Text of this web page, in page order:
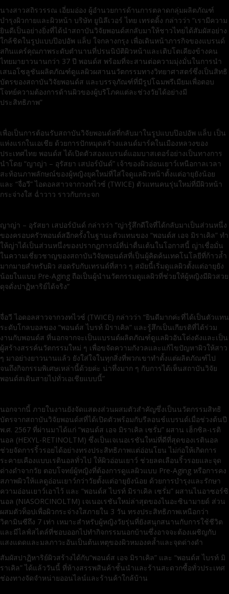
นางสาวสถิรวรรณ เอี่ยมอ่อง ผู้อำนวยการด้านการตลาดกลุ่มผลิตภัณฑ์
บำรุงผิวกายและผิวหน้า บริษัท ยูนิลีเวอร์ ไทย เทรดดิ้ง กล่าวว่า “เรามีความ
ยินดีเป็นอย่างยิ่งที่ได้นำสถาบันวิจัยพอนด์สกลับมาให้ชาวไทยได้สัมผัสอย่าง
ใกล้ชิดในรูปแบบป๊อปอัพ แล็บ ใจกลางกรุง เพื่อเดินหน้าภารกิจของแบรนด์
สกินแคร์คุณภาพระดับตำนานที่ปรนนิบัติผิวหน้าและเติบโตเคียงข้างคน
ไทยมายาวนานกว่า 37 ปี พอนด์ส พร้อมที่จะสานต่อความมุ่งมั่นในการนำ
เสนอโซลูชันผลิตภัณฑ์ดูแลผิวผสานนวัตกรรมทางวิทยาศาสตร์ซึ่งเป็นสิทธิ
บัตรของสถาบันวิจัยพอนด์ส และบรรจุภัณฑ์ที่มีรูปโฉมพรีเมียมเพื่อตอบ
โจทย์ความต้องการด้านผิวของผู้บริโภคแต่ละช่วงวัยได้อย่างมี
ประสิทธิภาพ”
เพื่อเป็นการต้อนรับสถาบันวิจัยพอนด์สที่กลับมาในรูปแบบป๊อปอัพ แล็บ เป็น
แห่งแรกในเอเชีย ด้วยการปักหมุดสร้างแลนด์มาร์คในเมืองหลวงของ
ประเทศไทย พอนด์ส ได้เปิดตัวสองแบรนด์แอมบาสเดอร์อย่างเป็นทางการ
นำโดย “ญาญ่า – อุรัสยา เสปอร์บันด์” เจ้าของผิวอ่อนเยาว์เหนือกาลเวลา
สะท้อนภาพลักษณ์ของผู้หญิงยุคใหม่ที่ใส่ใจดูแลผิวหน้าตั้งแต่อายุยังน้อย
และ “จื่อวี” ไอดอลสาวจากวงทไวซ์ (TWICE) ตัวแทนคนรุ่นใหม่ที่มีผิวหน้า
กระจ่างใส ฉ่ำวาว ราวกับกระจก
ญาญ่า – อุรัสยา เสปอร์บันด์ กล่าวว่า “ญ่ารู้สึกดีใจที่ได้กลับมาเป็นส่วนหนึ่ง
ของครอบครัวพอนด์สอีกครั้งในฐานะตัวแทนของ “พอนด์ส เอจ มิราเคิล” ทำ
ให้ญ่าได้เป็นส่วนหนึ่งของปรากฏการณ์ที่น่าตื่นเต้นในโอกาสนี้ ญ่าเชื่อมั่น
ในความเชี่ยวชาญของสถาบันวิจัยพอนด์สที่เป็นผู้คิดค้นเทคโนโลยีที่ก้าวล้ำ
มากมายสำหรับผิว สอดรับกับเทรนด์ที่สาว ๆ สมัยนี้เริ่มดูแลผิวตั้งแต่อายุยัง
น้อยในแบบ Pre-Aging ถือเป็นผู้นำนวัตกรรมดูแลผิวที่ช่วยให้ผู้หญิงมีผิวสวย
ดุจดั่งปาฏิหาริย์ได้จริง”
จื่อวี ไอดอลสาวจากวงทไวซ์ (TWICE) กล่าวว่า “ยินดีมากค่ะที่ได้เป็นตัวแทน
ระดับโกลบอลของ “พอนด์ส ไบรท์ มิราเคิล” และรู้สึกเป็นเกียรติที่ได้ร่วม
งานกับพอนด์ส ที่นอกจากจะเป็นแบรนด์ผลิตภัณฑ์ดูแลผิวอันโด่งดังและเป็น
ผู้สร้างสรรค์นวัตกรรมใหม่ ๆ เพื่อขจัดความกังวลและแก้ไขปัญหาผิวให้สาว
ๆ มาอย่างยาวนานแล้ว ยังใส่ใจในทุกสิ่งที่พวกเขาทำตั้งแต่ผลิตภัณฑ์ไป
จนถึงกิจกรรมพิเศษเหล่านี้ด้วยค่ะ น่าทึ่งมาก ๆ กับการได้เห็นสถาบันวิจัย
พอนด์สเดินสายไปทั่วเอเชียแบบนี้”
นอกจากนี้ ภายในงานยังจัดแสดงส่วนผสมตัวสำคัญซึ่งเป็นนวัตกรรมสิทธิ
บัตรจากสถาบันวิจัยพอนด์สที่ได้เปิดตัวพร้อมกับรีลอนช์แบรนด์เมื่อช่วงต้นปี
พ.ศ. 2567 ที่ผ่านมาได้แก่ “พอนด์ส เอจ มิราเคิล เซรั่ม” ผสาน เฮ็กซิล-เรติ
นอล (HEXYL-RETINOLTM) ซึ่งเป็นเจเนอเรชันใหม่ที่ดีที่สุดของเรตินอล
ช่วยจัดการริ้วรอยได้อย่างทรงประสิทธิภาพแต่อ่อนโยน ไม่ก่อให้เกิดการ
ระคายเคืองแบบเรตินอลทั่วไป ให้ผิวอ่อนเยาว์ ช่วยลดเลือนริ้วรอยและจุด
ด่างดำจากวัย ตอบโจทย์ผู้หญิงที่ต้องการดูแลผิวแบบ Pre-Aging หรือการคง
สภาพผิวให้แลดูอ่อนเยาว์กว่าวัยตั้งแต่อายุยังน้อย ด้วยการบำรุงและรักษา
ความอ่อนเยาว์เอาไว้ และ “พอนด์ส ไบรท์ มิราเคิล เซรั่ม” ผสานไนอาซอร์ซิ
นอล (NIASORCINOLTM) เจเนอเรชันใหม่ล่าสุดของไนอะซินามายด์ ส่วน
ผสมตัวท็อปเพื่อผิวกระจ่างใสภายใน 3 วัน ทรงประสิทธิภาพเหนือกว่า
วิตามินซีถึง 7 เท่า เหมาะสำหรับผู้หญิงวัยรุ่นที่ยังสนุกสนานกับการใช้ชีวิต
และมีไลฟ์สไตล์ที่ชอบออกไปทำกิจกรรมนอกบ้านซึ่งอาจจะต้องเผชิญกับ
แสงแดดและมลภาวะอันเป็นต้นเหตุของผิวหมองคล้ำและจุดด่างดำ
สัมผัสปาฏิหาริย์ผิวสร้างได้กับ“พอนด์ส เอจ มิราเคิล” และ “พอนด์ส ไบรท์ มิ
ราเคิล” ได้แล้ววันนี้ ที่ห้างสรรพสินค้าชั้นนำและร้านสะดวกซื้อทั่วประเทศ
ช่องทางจัดจำหน่ายออนไลน์และร้านค้าใกล้บ้าน